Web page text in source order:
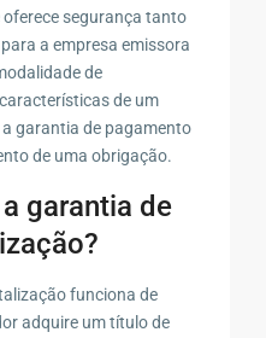
segurança tanto
a empresa emissora
de
de um
garantia de pagamento
de uma obrigação.
garantia de
funciona de
adquire um título de